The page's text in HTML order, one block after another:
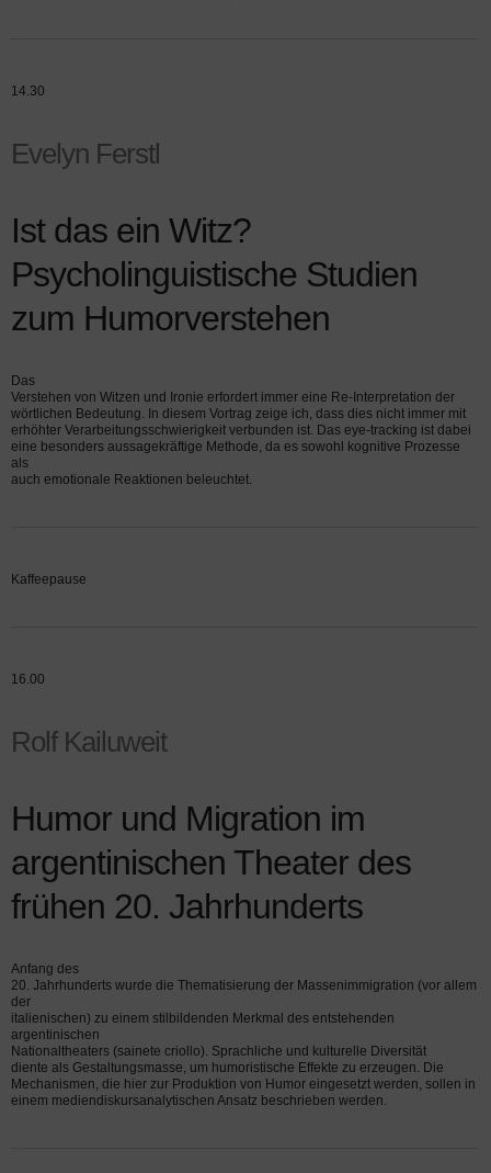
14.30
Evelyn Ferstl
Ist das ein Witz?
Psycholinguistische Studien
zum Humorverstehen
Das
Verstehen von Witzen und Ironie erfordert immer eine Re-Interpretation der
wörtlichen Bedeutung. In diesem Vortrag zeige ich, dass dies nicht immer mit
erhöhter Verarbeitungs­schwierigkeit verbunden ist. Das eye-tracking ist dabei
eine besonders aussagekräftige Methode, da es sowohl kognitive Prozesse
als
auch emotionale Reaktionen beleuchtet.
Kaffeepause
16.00
Rolf Kailuweit
Humor und Migration im
argentinischen Theater des
frühen 20. Jahrhunderts
Anfang des
20. Jahrhunderts wurde die Thematisierung der Massenimmigration (vor allem
der
italienischen) zu einem stilbildenden Merkmal des entstehenden
argentinischen
Nationaltheaters (sainete criollo). Sprachliche und kulturelle Diversität
diente als Gestaltungsmasse, um humoristische Effekte zu erzeugen. Die
Mechanismen, die hier zur Produktion von Humor eingesetzt werden, sollen in
einem mediendiskursanalytischen Ansatz beschrieben werden.